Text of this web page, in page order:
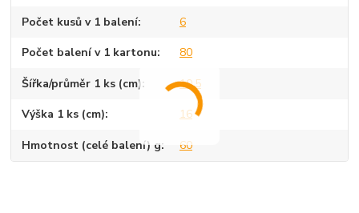
Počet kusů v 1 balení 6
Počet balení v 1 kartonu 80
Šířka/průměr 1 ks (cm) 10,5
Výška 1 ks (cm) 16
Hmotnost (celé balení) g 60